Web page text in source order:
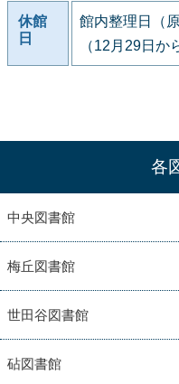
休館
日
館内整理日（
（12月29日か
各
中央図書館
梅丘図書館
世田谷図書館
砧図書館